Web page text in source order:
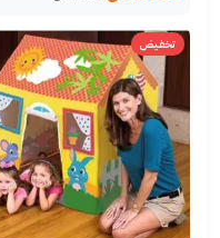
تخفيض